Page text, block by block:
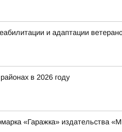
и адаптации
в 2026 году
«Гаражка» издательства